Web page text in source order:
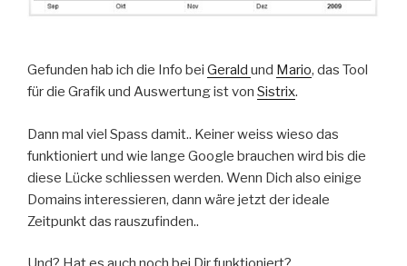
Gefunden hab ich die Info bei Gerald und Mario, das Tool
für die Grafik und Auswertung ist von Sistrix.
Dann mal viel Spass damit.. Keiner weiss wieso das
funktioniert und wie lange Google brauchen wird bis die
diese Lücke schliessen werden. Wenn Dich also einige
Domains interessieren, dann wäre jetzt der ideale
Zeitpunkt das rauszufinden..